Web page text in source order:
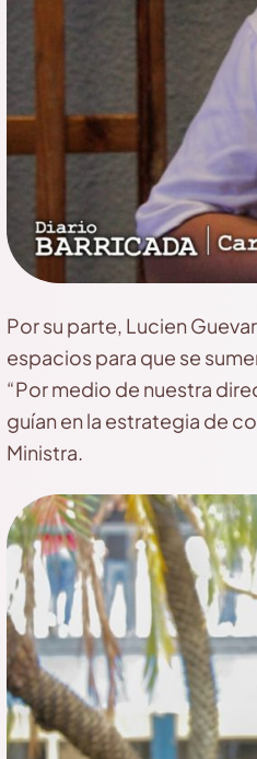
Por su parte, Lucien
espacios para que se
“Por medio de nuestra
guían en la estrategia de
Ministra.